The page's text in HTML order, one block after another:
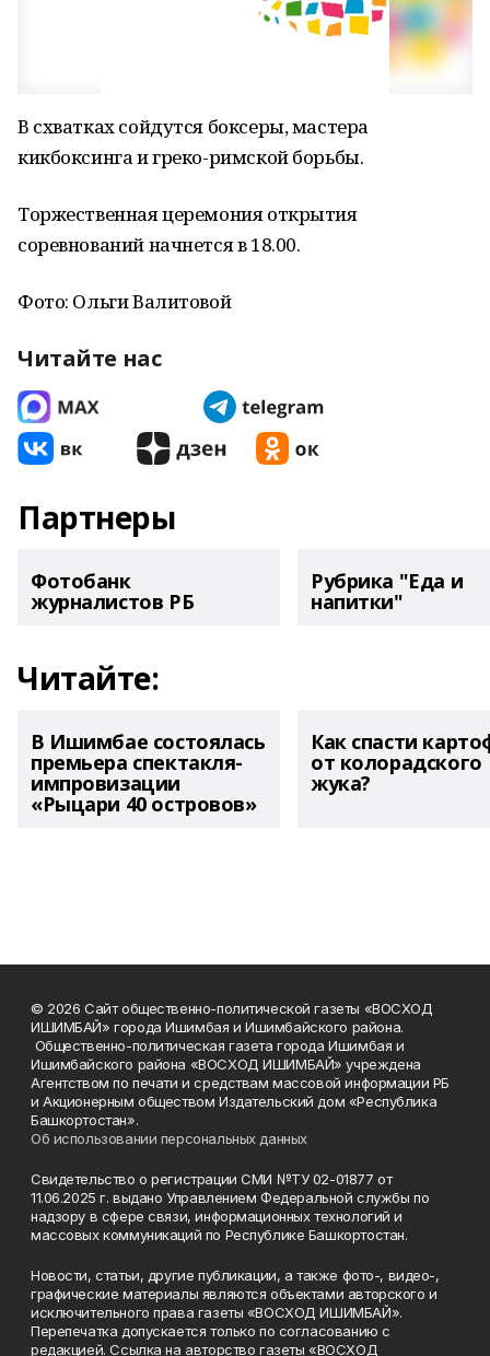
В схватках сойдутся боксеры, мастера
кикбоксинга и греко-римской борьбы.
Торжественная церемония открытия
соревнований начнется в 18.00.
Фото: Ольги Валитовой
Читайте нас
Партнеры
Фотобанк
журналистов РБ
Рубрика "Еда и
напитки"
Читайте:
В Ишимбае состоялась
премьера спектакля-
импровизации
«Рыцари 40 островов»
Как спасти
от колорадского
жука?
© 2026 Сайт общественно-политической газеты «ВОСХОД
ИШИМБАЙ» города Ишимбая и Ишимбайского района.
Общественно-политическая газета города Ишимбая и
Ишимбайского района «ВОСХОД ИШИМБАЙ» учреждена
Агентством по печати и средствам массовой информации РБ
и Акционерным обществом Издательский дом «Республика
Башкортостан».
Об использовании персональных данных
Свидетельство о регистрации СМИ №ТУ 02-01877 от
11.06.2025 г. выдано Управлением Федеральной службы по
надзору в сфере связи, информационных технологий и
массовых коммуникаций по Республике Башкортостан.
Новости, статьи, другие публикации, а также фото-, видео-,
графические материалы являются объектами авторского и
исключительного права газеты «ВОСХОД ИШИМБАЙ».
Перепечатка допускается только по согласованию с
редакцией. Ссылка на авторство газеты «ВОСХОД